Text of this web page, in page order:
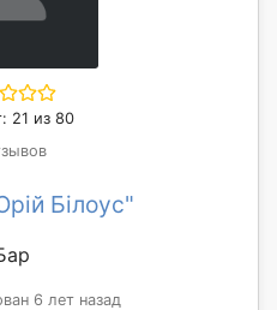
21 из 80
Білоус"
6 лет назад